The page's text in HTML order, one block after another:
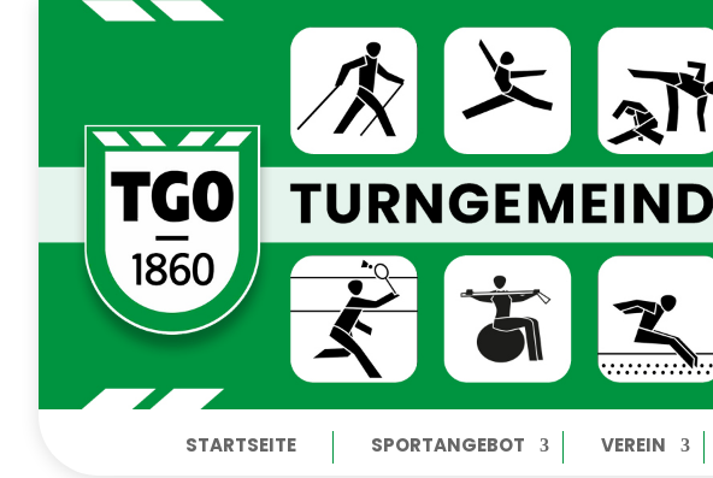
STARTSEITE SPORTANGEBOT VEREIN